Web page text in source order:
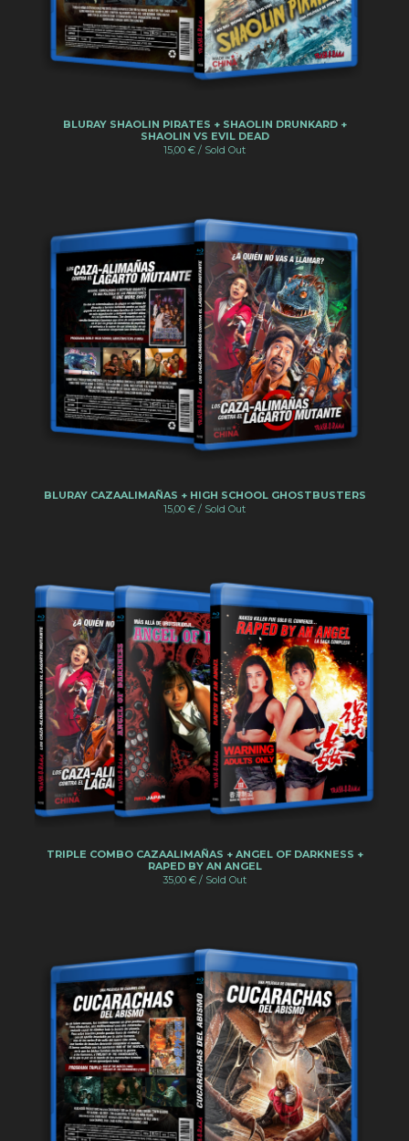
BLURAY SHAOLIN PIRATES + SHAOLIN DRUNKARD +
SHAOLIN VS EVIL DEAD
15,00 € / Sold Out
BLURAY CAZAALIMAÑAS + HIGH SCHOOL GHOSTBUSTERS
15,00 € / Sold Out
TRIPLE COMBO CAZAALIMAÑAS + ANGEL OF DARKNESS +
RAPED BY AN ANGEL
35,00 € / Sold Out